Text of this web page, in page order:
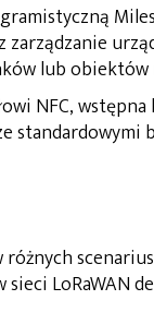
lub
NFC,
LoRaWAN